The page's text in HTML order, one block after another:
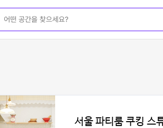
서울 파티룸 쿠킹 스